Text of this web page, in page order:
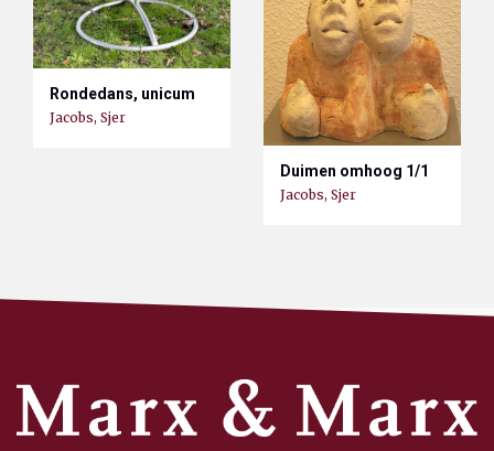
Rondedans, unicum
Jacobs, Sjer
Duimen omhoog 1/1
Jacobs, Sjer